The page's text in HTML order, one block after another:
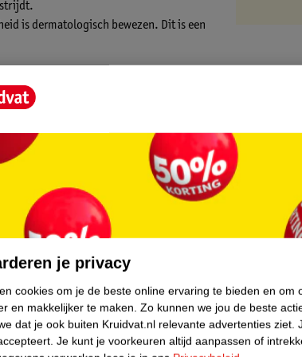
is dermatologisch bewezen. Dit is een
en meest vertrouwde
in de wereldwijde
hoogwaardige, dermatologisch
je privacy
cookies om je de beste online ervaring te bieden en om
en makkelijker te maken. Zo kunnen we jou de beste
dat je ook buiten Kruidvat.nl relevante advertenties ziet.
Je kunt je voorkeuren altijd aanpassen of